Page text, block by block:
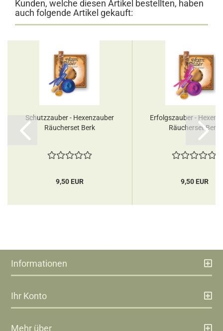
Kunden, welche diesen Artikel bestellten, haben
auch folgende Artikel gekauft:
Schutzzauber - Hexenzauber
Räucherset Berk
9,50 EUR
Erfolgszauber -
Räucherset Berk
9,50 EUR
Informationen
Ihr Konto
Mehr über